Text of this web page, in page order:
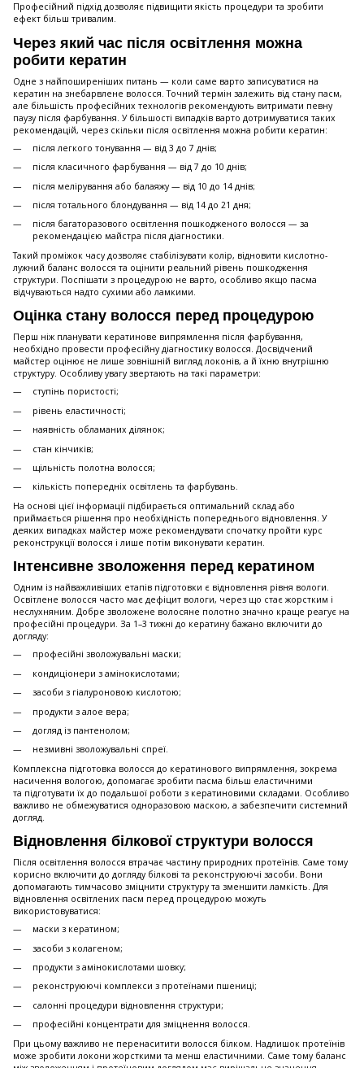
Професійний підхід дозволяє підвищити якість процедури та зробити
ефект більш тривалим.
Через який час після освітлення можна
робити кератин
Одне з найпоширеніших питань — коли саме варто записуватися на
кератин на знебарвлене волосся. Точний термін залежить від стану пасм,
але більшість професійних технологів рекомендують витримати певну
паузу після фарбування. У більшості випадків варто дотримуватися таких
рекомендацій, через скільки після освітлення можна робити кератин:
після легкого тонування — від 3 до 7 днів;
після класичного фарбування — від 7 до 10 днів;
після мелірування або балаяжу — від 10 до 14 днів;
після тотального блондування — від 14 до 21 дня;
після багаторазового освітлення пошкодженого волосся — за
рекомендацією майстра після діагностики.
Такий проміжок часу дозволяє стабілізувати колір, відновити кислотно-
лужний баланс волосся та оцінити реальний рівень пошкодження
структури. Поспішати з процедурою не варто, особливо якщо пасма
відчуваються надто сухими або ламкими.
Оцінка стану волосся перед процедурою
Перш ніж планувати кератинове випрямлення після фарбування,
необхідно провести професійну діагностику волосся. Досвідчений
майстер оцінює не лише зовнішній вигляд локонів, а й їхню внутрішню
структуру. Особливу увагу звертають на такі параметри:
ступінь пористості;
рівень еластичності;
наявність обламаних ділянок;
стан кінчиків;
щільність полотна волосся;
кількість попередніх освітлень та фарбувань.
На основі цієї інформації підбирається оптимальний склад або
приймається рішення про необхідність попереднього відновлення. У
деяких випадках майстер може рекомендувати спочатку пройти курс
реконструкції волосся і лише потім виконувати кератин.
Інтенсивне зволоження перед кератином
Одним із найважливіших етапів підготовки є відновлення рівня вологи.
Освітлене волосся часто має дефіцит вологи, через що стає жорстким і
неслухняним. Добре зволожене волосяне полотно значно краще реагує на
професійні процедури. За 1–3 тижні до кератину бажано включити до
догляду:
професійні зволожувальні маски;
кондиціонери з амінокислотами;
засоби з гіалуроновою кислотою;
продукти з алое вера;
догляд із пантенолом;
незмивні зволожувальні спреї.
Комплексна підготовка волосся до кератинового випрямлення, зокрема
насичення вологою, допомагає зробити пасма більш еластичними
та підготувати їх до подальшої роботи з кератиновими складами. Особливо
важливо не обмежуватися одноразовою маскою, а забезпечити системний
догляд.
Відновлення білкової структури волосся
Після освітлення волосся втрачає частину природних протеїнів. Саме тому
корисно включити до догляду білкові та реконструюючі засоби. Вони
допомагають тимчасово зміцнити структуру та зменшити ламкість. Для
відновлення освітлених пасм перед процедурою можуть
використовуватися:
маски з кератином;
засоби з колагеном;
продукти з амінокислотами шовку;
реконструюючі комплекси з протеїнами пшениці;
салонні процедури відновлення структури;
професійні концентрати для зміцнення волосся.
При цьому важливо не перенаситити волосся білком. Надлишок протеїнів
може зробити локони жорсткими та менш еластичними. Саме тому баланс